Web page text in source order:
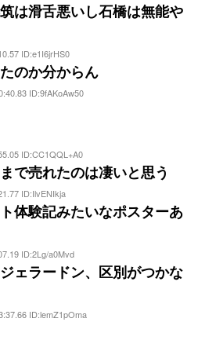
は滑舌悪いし石橋は無能や
ID:e1I6jrHS0
のか分からん
ID:9fAKoAw50
ID:CC1QQL+A0
で売れたのは凄いと思う
ID:IlvENIkja
体験記みたいなポスターあ
ID:2Lg/a0Mvd
ェラードン、区別がつかな
ID:lemZ1pOma